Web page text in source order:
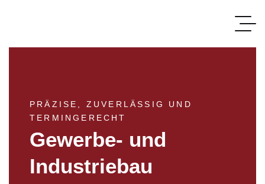
PRÄZISE, ZUVERLÄSSIG UND
TERMINGERECHT
Gewerbe- und
Industriebau